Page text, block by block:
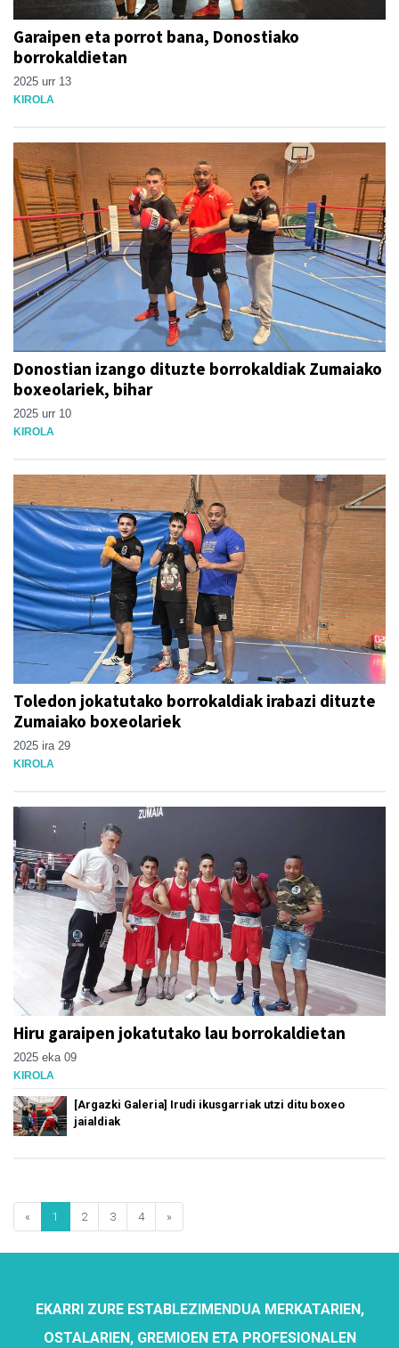
Garaipen eta porrot bana, Donostiako
borrokaldietan
2025 urr 13
KIROLA
Donostian izango dituzte borrokaldiak Zumaiako
boxeolariek, bihar
2025 urr 10
KIROLA
Toledon jokatutako borrokaldiak irabazi dituzte
Zumaiako boxeolariek
2025 ira 29
KIROLA
Hiru garaipen jokatutako lau borrokaldietan
2025 eka 09
KIROLA
[Argazki Galeria] Irudi ikusgarriak utzi ditu boxeo
jaialdiak
« 1 2 3 4 »
EKARRI ZURE ESTABLEZIMENDUA MERKATARIEN,
OSTALARIEN, GREMIOEN ETA PROFESIONALEN